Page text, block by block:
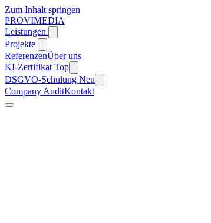
Zum Inhalt springen
PROVIMEDIA
Leistungen
Projekte
ReferenzenÜber uns
KI-Zertifikat Top
DSGVO-Schulung Neu
Company AuditKontakt